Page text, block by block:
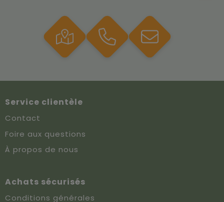
Service clientèle
Contact
Foire aux questions
À propos de nous
Achats sécurisés
Conditions générales